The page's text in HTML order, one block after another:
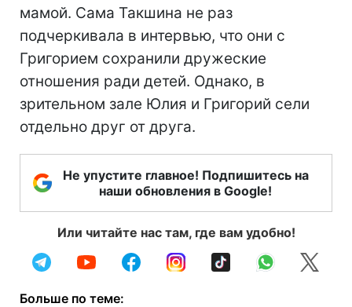
мамой. Сама Такшина не раз
подчеркивала в интервью, что они с
Григорием сохранили дружеские
отношения ради детей. Однако, в
зрительном зале Юлия и Григорий сели
отдельно друг от друга.
Не упустите главное! Подпишитесь на
наши обновления в Google!
Или читайте нас там, где вам удобно!
Больше по теме: